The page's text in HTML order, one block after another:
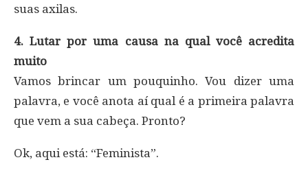
suas axilas.
4. Lutar por uma causa na qual você acredita
muito
Vamos brincar um pouquinho. Vou dizer uma
palavra, e você anota aí qual é a primeira palavra
que vem a sua cabeça. Pronto?
Ok, aqui está: “Feminista”.